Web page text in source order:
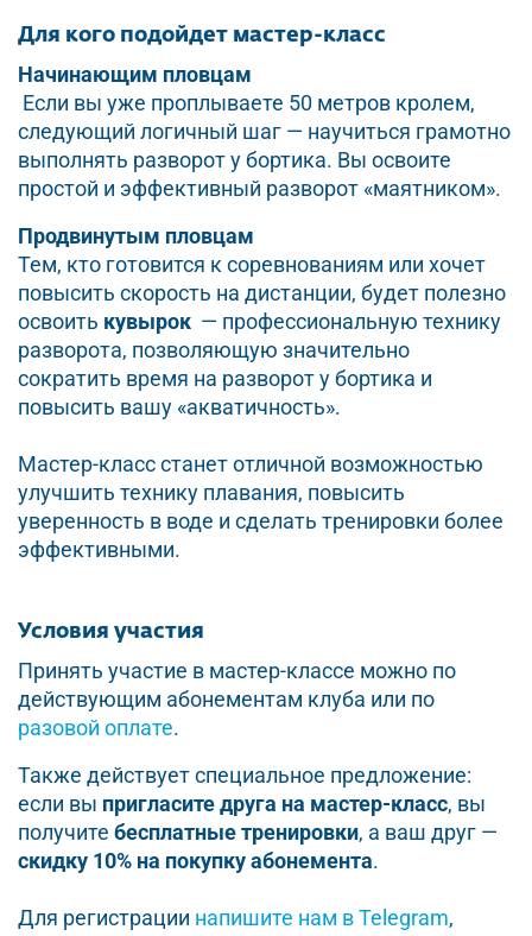
Для кого подойдет мастер-класс
Начинающим пловцам
Если вы уже проплываете 50 метров кролем,
следующий логичный шаг — научиться грамотно
выполнять разворот у бортика. Вы освоите
простой и эффективный разворот «маятником».
Продвинутым пловцам
Тем, кто готовится к соревнованиям или хочет
повысить скорость на дистанции, будет полезно
освоить кувырок — профессиональную технику
разворота, позволяющую значительно
сократить время на разворот у бортика и
повысить вашу «акватичность».
Мастер-класс станет отличной возможностью
улучшить технику плавания, повысить
уверенность в воде и сделать тренировки более
эффективными.
Условия участия
Принять участие в мастер-классе можно по
действующим абонементам клуба или по
разовой оплате.
Также действует специальное предложение:
если вы пригласите друга на мастер-класс, вы
получите бесплатные тренировки, а ваш друг —
скидку 10% на покупку абонемента.
Для регистрации напишите нам в Telegram,